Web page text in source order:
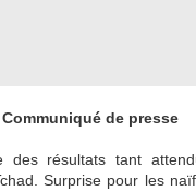
Communiqué de presse
des résultats tant
Surprise pour les